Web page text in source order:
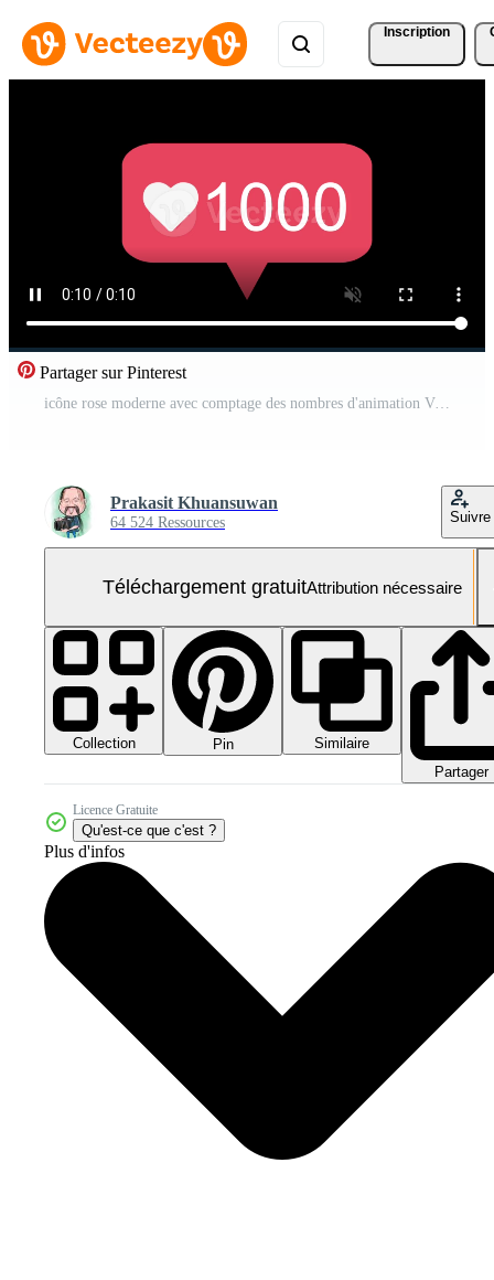
Inscription
Partager sur Pinterest
icône rose moderne avec comptage des nombres d'animation Vidéo Gratuite
Prakasit Khuansuwan
64 524 Ressources Suivre
Téléchargement gratuitAttribution nécessaire
Collection Pin
Similaire
Partager
Licence Gratuite
Qu'est-ce que c'est ?
Plus d'infos